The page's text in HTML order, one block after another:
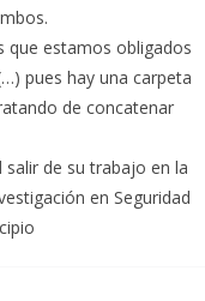
que estamos obligados
pues hay una carpeta
de concatenar
de su trabajo en la
en Seguridad